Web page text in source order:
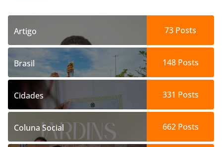
Artigo 73 Posts
Brasil 148Posts
Cidades 331 Posts
Coluna Social 662Posts